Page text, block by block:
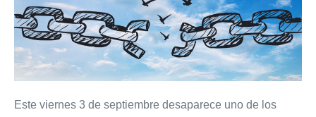
Este viernes 3 de septiembre desaparece uno de los